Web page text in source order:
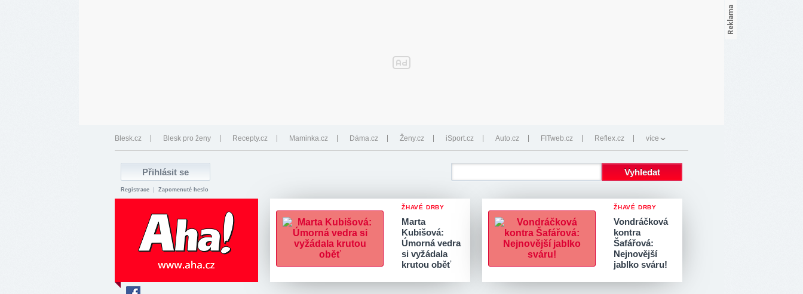
Blesk.cz Blesk pro ženy Recepty.cz Maminka.cz Dáma.cz Ženy.cz iSport.cz Auto.cz FITweb.cz Reflex.cz více
Registrace Zapomenuté heslo
ŽHAVÉ DRBY
Marta
Kubišová:
Úmorná vedra
si vyžádala
krutou oběť
ŽHAVÉ DRBY
Vondráčková
kontra
Šafářová:
Nejnovější
jablko sváru!